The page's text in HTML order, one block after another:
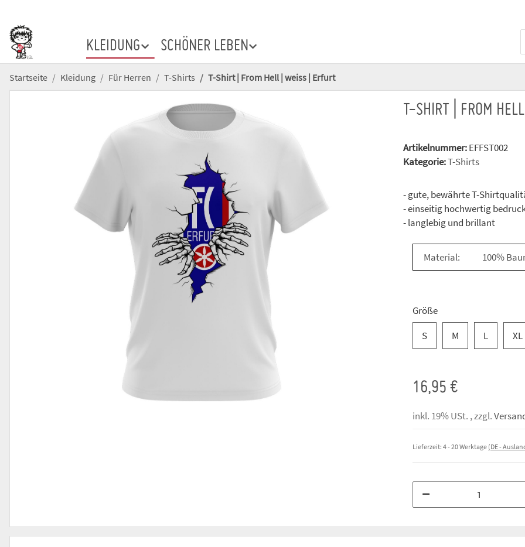
KLEIDUNG SCHÖNER LEBEN
Startseite Kleidung Für Herren T-Shirts T-Shirt | From Hell | weiss | Erfurt
T-SHIRT | FROM
Artikelnummer:EFFST002
Kategorie:T-Shirts
- gute, bewährte T-
- einseitig hochwertig
- langlebig und brillant
Material: 100%
Größe
S
M L XL
16,95 €
inkl. 19% USt. , zzgl.
Lieferzeit: 4 - 20 Werktage (DE -